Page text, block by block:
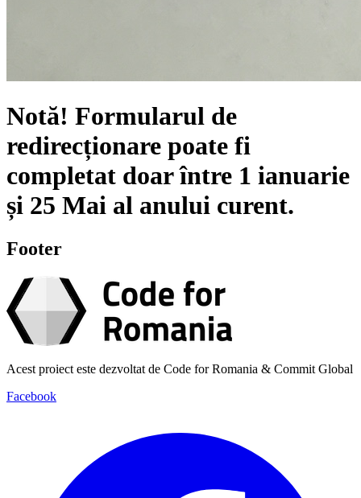
Notă! Formularul de
redirecționare poate fi
completat doar între 1 ianuarie
și 25 Mai al anului curent.
Footer
Acest proiect este dezvoltat de Code for Romania & Commit Global
Facebook